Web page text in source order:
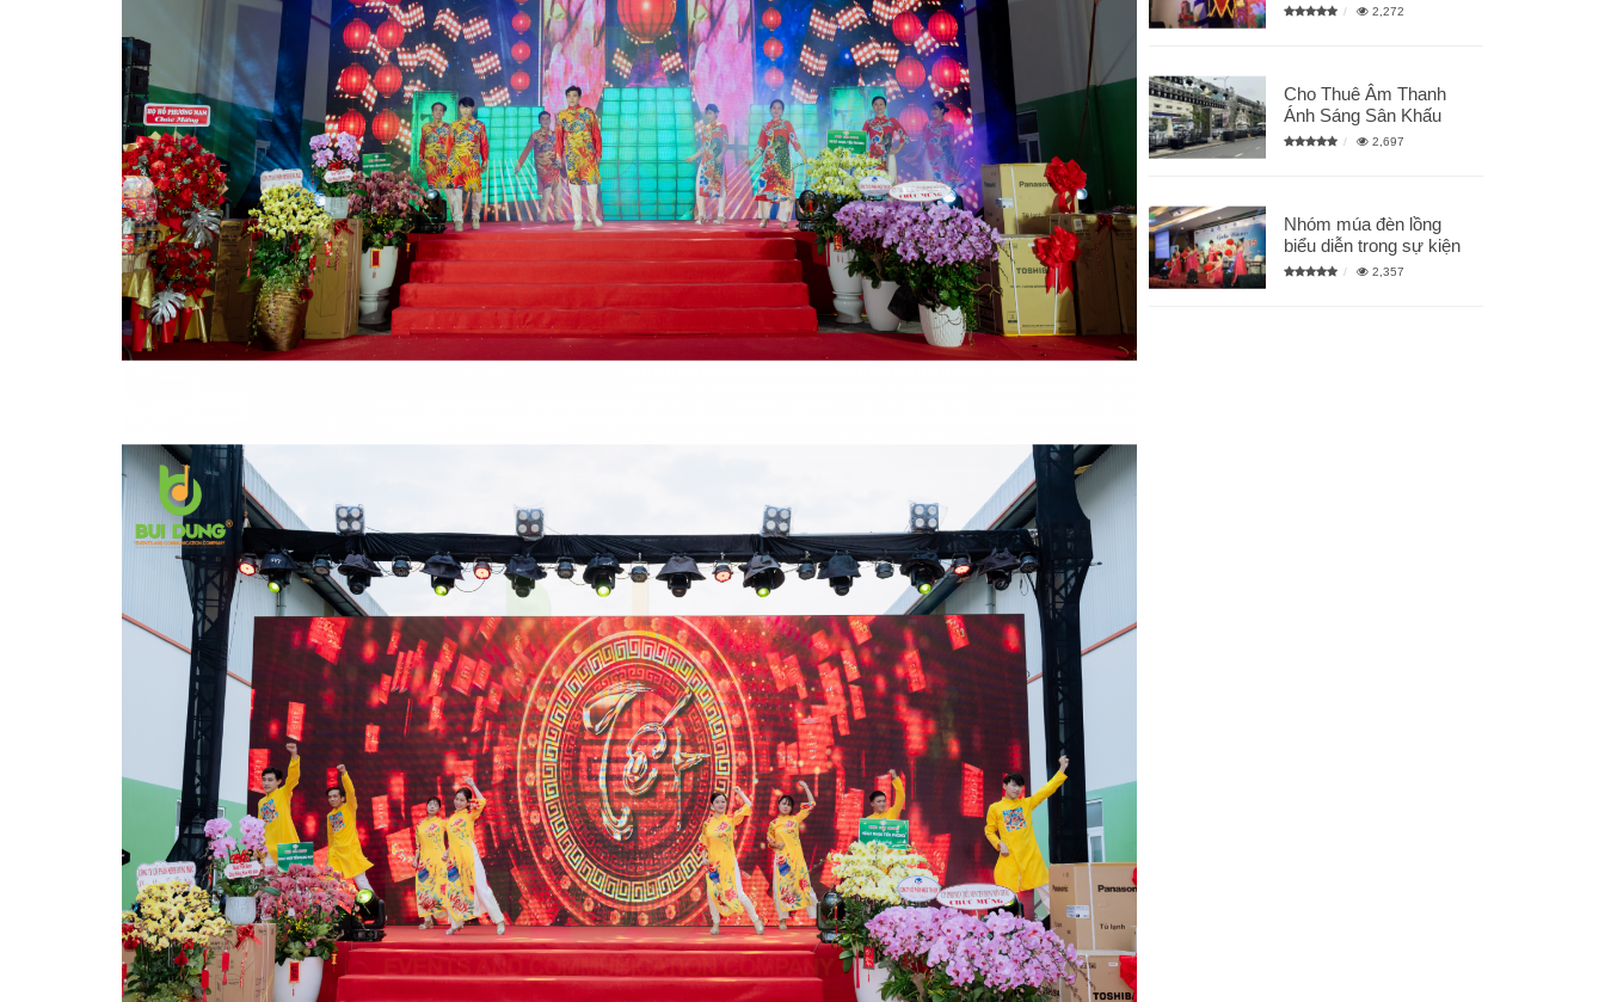
2,272
Cho Thuê Âm Thanh
Ánh Sáng Sân Khấu
2,697
Nhóm múa đèn lồng
biểu diễn trong sự kiện
2,357